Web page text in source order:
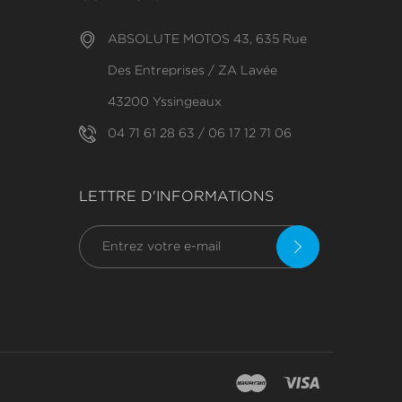
ABSOLUTE MOTOS 43, 635 Rue
Des Entreprises / ZA Lavée
43200 Yssingeaux
04 71 61 28 63 / 06 17 12 71 06
LETTRE D'INFORMATIONS